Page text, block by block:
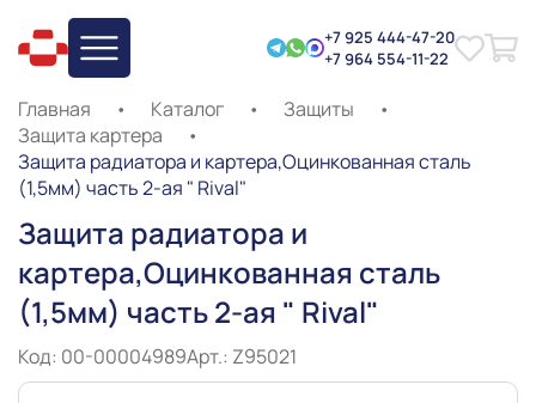
+7 925 444-47-20
+7 964 554-11-22
Главная • Каталог • Защиты
•
Защита картера
•
Защита радиатора и картера,Оцинкованная сталь
(1,5мм) часть 2-ая " Rival"
Защита радиатора и
картера,Оцинкованная сталь
(1,5мм) часть 2-ая " Rival"
Код: 00-00004989Арт.: Z95021